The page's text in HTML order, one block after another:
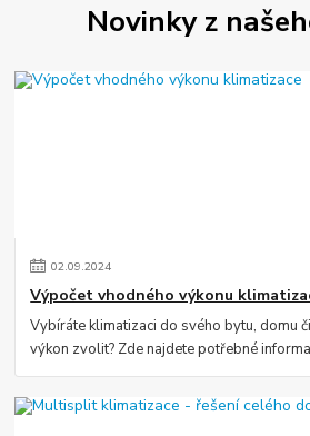
Novinky z
02.09.2024
Výpočet vhodného výkonu
Vybíráte klimatizaci do svého bytu, domu
výkon zvolit? Zde najdete potřebné